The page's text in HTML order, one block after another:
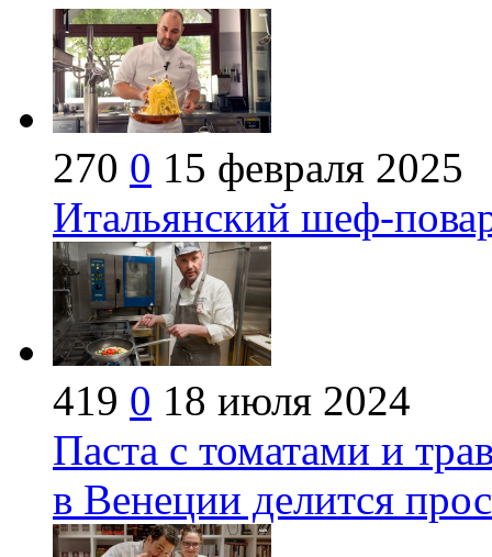
270 0 15 февраля 2025
Итальянский шеф-
419 0 18 июля 2024
Паста с томатами и
в Венеции делится